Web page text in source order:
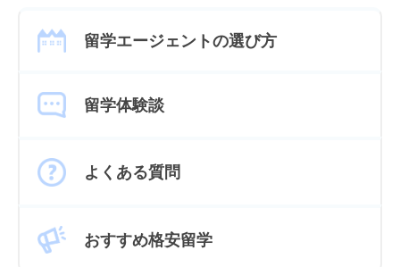
留学エージェントの選び方
留学体験談
よくある質問
おすすめ格安留学